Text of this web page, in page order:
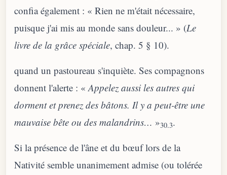
confia également : « Rien ne m'était nécessaire,
puisque j'ai mis au monde sans douleur... » (Le
livre de la grâce spéciale, chap. 5 § 10).
quand un pastoureau s'inquiète. Ses compagnons
donnent l'alerte : «Appelez aussi les autres qui
dorment et prenez des bâtons. Il y a peut-être une
mauvaise bête ou des malandrins… »30.3.
Si la présence de l'âne et du bœuf lors de la
Nativité semble unanimement admise (ou tolérée